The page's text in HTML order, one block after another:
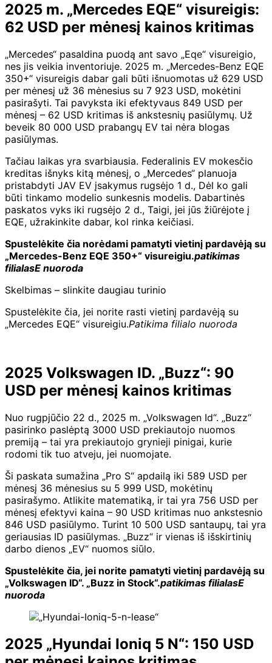
2025 m. „Mercedes EQE“ visureigis:
62 USD per mėnesį kainos kritimas
„Mercedes“ pasaldina puodą ant savo „Eqe“ visureigio,
nes jis veikia inventoriuje. 2025 m. „Mercedes-Benz EQE
350+“ visureigis dabar gali būti išnuomotas už 629 USD
per mėnesį už 36 mėnesius su 7 923 USD, mokėtini
pasirašyti. Tai pavyksta iki efektyvaus 849 USD per
mėnesį – 62 USD kritimas iš ankstesnių pasiūlymų. Už
beveik 80 000 USD prabangų EV tai nėra blogas
pasiūlymas.
Tačiau laikas yra svarbiausia. Federalinis EV mokesčio
kreditas išnyks kitą mėnesį, o „Mercedes“ planuoja
pristabdyti JAV EV įsakymus rugsėjo 1 d., Dėl ko gali
būti tinkamo modelio sunkesnis modelis. Dabartinės
paskatos vyks iki rugsėjo 2 d., Taigi, jei jūs žiūrėjote į
EQE, užrakinkite dabar, kol rinka keičiasi.
Spustelėkite čia norėdami pamatyti vietinį pardavėją su
„Mercedes-Benz EQE 350+“ visureigiu.patikimas
filialasE nuoroda
Skelbimas – slinkite daugiau turinio
Spustelėkite čia, jei norite rasti vietinį pardavėją su
„Mercedes EQE“ visureigiu.Patikima filialo nuoroda
2025 Volkswagen ID. „Buzz“: 90
USD per mėnesį kainos kritimas
Nuo rugpjūčio 22 d., 2025 m. „Volkswagen Id“. „Buzz“
pasirinko paslėptą 3000 USD prekiautojo nuomos
premiją – tai yra prekiautojo grynieji pinigai, kurie
rodomi tik tuo atveju, jei nuomojate.
Ši paskata sumažina „Pro S“ apdailą iki 589 USD per
mėnesį 36 mėnesius su 5 999 USD, mokėtinų
pasirašymo. Atlikite matematiką, ir tai yra 756 USD per
mėnesį efektyvi kaina – 90 USD kritimas nuo ankstesnio
846 USD pasiūlymo. Turint 10 500 USD santaupų, tai yra
geriausias ID pasiūlymas. „Buzz“ ir vienas iš išskirtinių
darbo dienos „EV“ nuomos siūlo.
Spustelėkite čia, jei norite pamatyti vietinį pardavėją su
„Volkswagen ID“. „Buzz in Stock“.patikimas filialasE
nuoroda
2025 „Hyundai Ioniq 5 N“: 150 USD